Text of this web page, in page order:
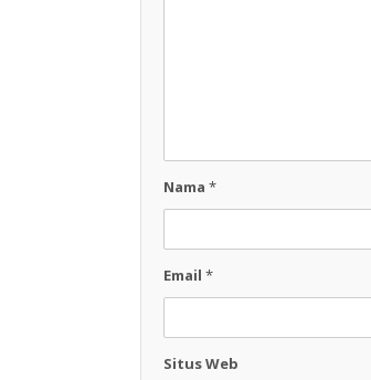
Nama *
Email *
Situs Web